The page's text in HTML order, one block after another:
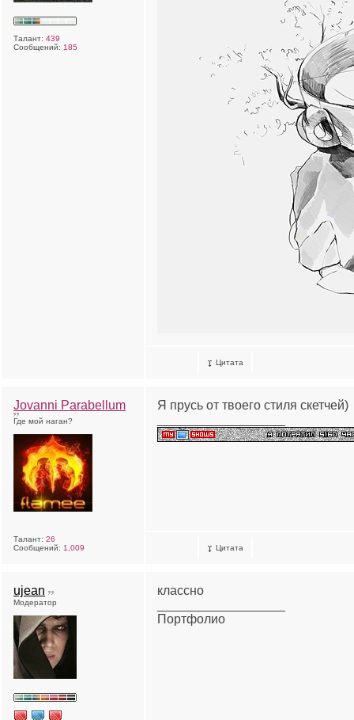
Талант: 439
Сообщений: 185
Цитата
Jovanni Parabellum
Где мой наган?
Талант: 26
Сообщений: 1,009
Я прусь от твоего стиля скетчей)
Цитата
ujean
Модератор
классно
Портфолио